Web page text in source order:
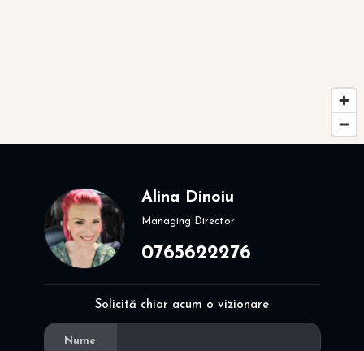
Alina Dinoiu
Managing Director
0765622276
Solicită chiar acum o vizionare
Nume